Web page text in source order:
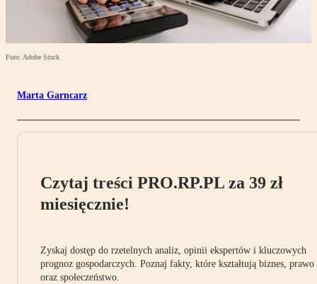
Foto: Adobe Stock
Marta Garncarz
Czytaj treści PRO.RP.PL za 39 zł
miesięcznie!
Zyskaj dostęp do rzetelnych analiz, opinii ekspertów i kluczowych
prognoz gospodarczych. Poznaj fakty, które kształtują biznes, prawo
oraz społeczeństwo.